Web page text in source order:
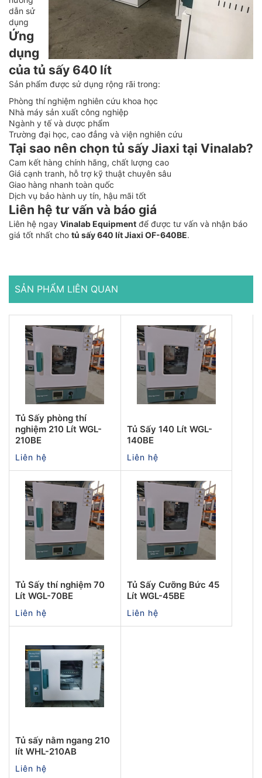
dẫn sử
dụng
Ứng
dụng
của tủ sấy 640 lít
Sản phẩm được sử dụng rộng rãi trong:
Phòng thí nghiệm nghiên cứu khoa học
Nhà máy sản xuất công nghiệp
Ngành y tế và dược phẩm
Trường đại học, cao đẳng và viện nghiên cứu
Tại sao nên chọn tủ sấy Jiaxi tại Vinalab?
Cam kết hàng chính hãng, chất lượng cao
Giá cạnh tranh, hỗ trợ kỹ thuật chuyên sâu
Giao hàng nhanh toàn quốc
Dịch vụ bảo hành uy tín, hậu mãi tốt
Liên hệ tư vấn và báo giá
Liên hệ ngay Vinalab Equipment để được tư vấn và nhận báo
giá tốt nhất cho tủ sấy 640 lít Jiaxi OF-640BE.
SẢN PHẨM LIÊN QUAN
Tủ Sấy phòng thí
nghiệm 210 Lít WGL-
210BE
Liên hệ
Tủ Sấy 140 Lít WGL-
140BE
Liên hệ
Tủ Sấy thí nghiệm 70
Lít WGL-70BE
Liên hệ
Tủ Sấy Cưỡng Bức 45
Lít WGL-45BE
Liên hệ
Tủ sấy nằm ngang 210
lít WHL-210AB
Liên hệ